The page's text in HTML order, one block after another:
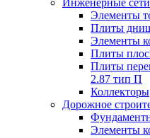
Инженерные сети
Элементы
Плиты
Элементы
Плиты
Плиты
2.87 тип П
Коллекторы
Дорожное
Элементы